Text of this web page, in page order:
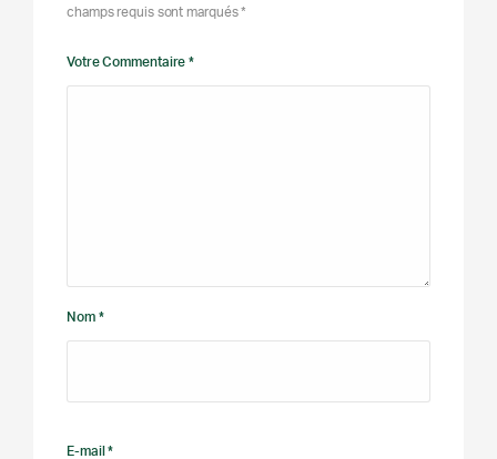
champs requis sont marqués *
Votre Commentaire *
Nom *
E-mail *